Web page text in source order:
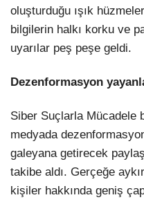
oluşturduğu ışık
bilgilerin halkı korku ve
uyarılar peş peşe geldi.
Dezenformasyon
Siber Suçlarla Mücadele
medyada
galeyana getirecek
takibe aldı. Gerçeğe
kişiler hakkında geniş